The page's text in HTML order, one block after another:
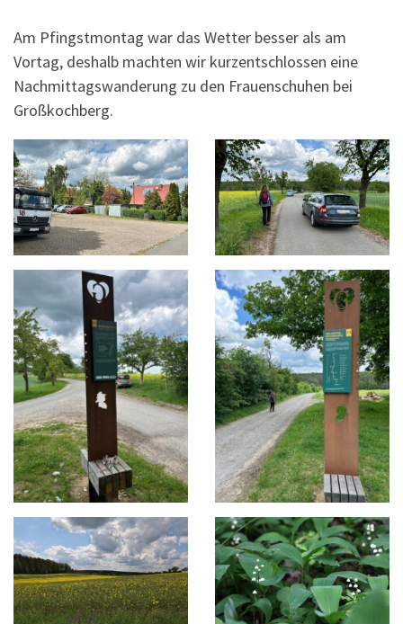
Am Pfingstmontag war das Wetter besser als am
Vortag, deshalb machten wir kurzentschlossen eine
Nachmittagswanderung zu den Frauenschuhen bei
Großkochberg.